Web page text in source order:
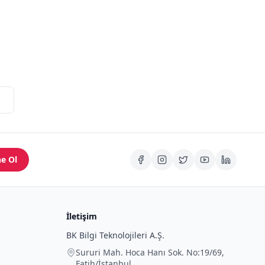
Ol
İletişim
BK Bilgi Teknolojileri A.Ş.
Sururi Mah. Hoca Hanı Sok. No:19/69,